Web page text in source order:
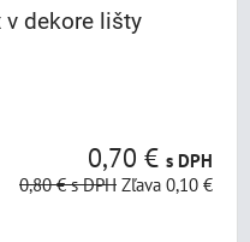
v dekore lišty
0,70 € s DPH
0,80 €s DPH Zľava 0,10 €